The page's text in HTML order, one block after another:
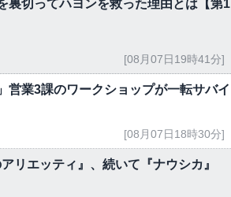
裏切ってハヨンを救った理由とは【第1
[08月07日19時41分]
業3課のワークショップが一転サバイ
[08月07日18時30分]
エッティ』、続いて『ナウシカ』